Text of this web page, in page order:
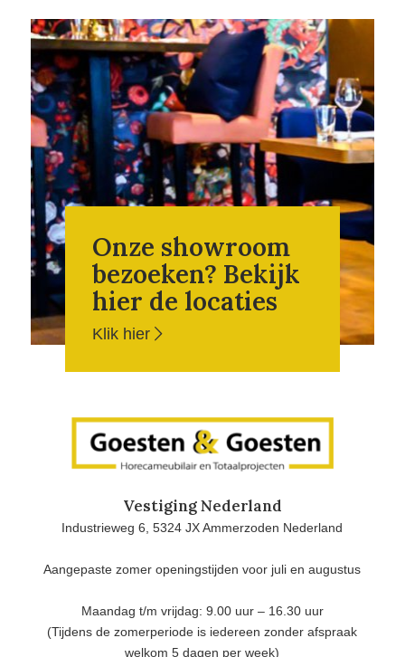
Onze showroom
bezoeken? Bekijk
hier de locaties
Klik hier
Vestiging Nederland
Industrieweg 6, 5324 JX Ammerzoden Nederland
Aangepaste zomer openingstijden voor juli en augustus
Maandag t/m vrijdag: 9.00 uur – 16.30 uur
(Tijdens de zomerperiode is iedereen zonder afspraak
welkom 5 dagen per week)